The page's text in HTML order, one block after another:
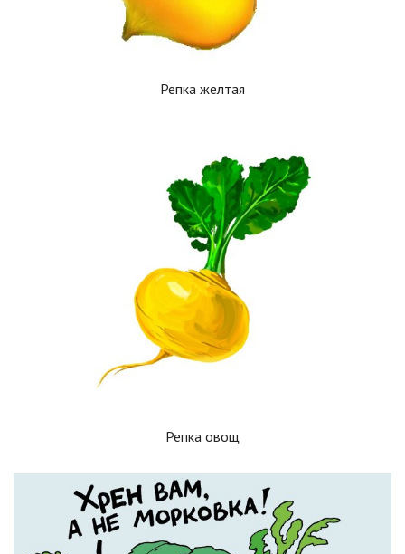
Репка желтая
Репка овощ